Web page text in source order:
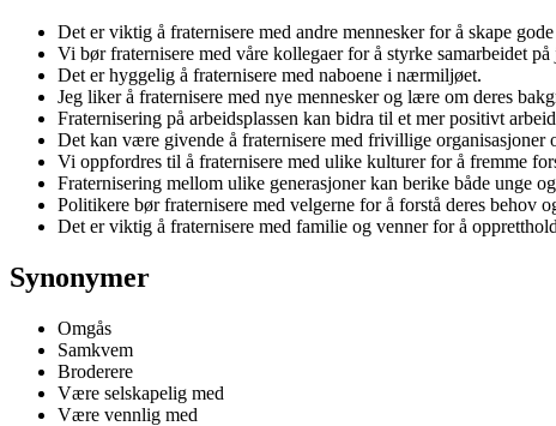
Det er viktig å fraternisere med andre mennesker for å skape gode
Vi bør fraternisere med våre kollegaer for å styrke samarbeidet på
Det er hyggelig å fraternisere med naboene i nærmiljøet.
Jeg liker å fraternisere med nye mennesker og lære om deres
Fraternisering på arbeidsplassen kan bidra til et mer positivt
Det kan være givende å fraternisere med frivillige organisasjoner
Vi oppfordres til å fraternisere med ulike kulturer for å fremme
Fraternisering mellom ulike generasjoner kan berike både unge
Politikere bør fraternisere med velgerne for å forstå deres behov
Det er viktig å fraternisere med familie og venner for å
Synonymer
Omgås
Samkvem
Broderere
Være selskapelig med
Være vennlig med